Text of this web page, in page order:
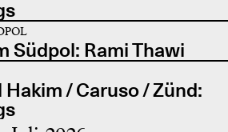
Südpol: Rami Thawi
/ Caruso / Zünd: